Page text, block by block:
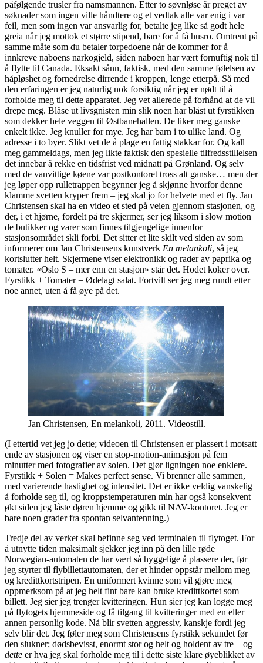
påfølgende trusler fra namsmannen. Etter to søvnløse år preget av
søknader som ingen ville håndtere og et vedtak alle var enig i var
feil, men som ingen var ansvarlig for, betalte jeg like så godt hele
greia når jeg mottok et større stipend, bare for å få husro. Omtrent på
samme måte som du betaler torpedoene når de kommer for å
innkreve naboens narkogjeld, siden naboen har vært fornuftig nok til
å flytte til Canada. Eksakt sånn, faktisk, med den samme følelsen av
håpløshet og fornedrelse dirrende i kroppen, lenge etterpå. Så med
den erfaringen er jeg naturlig nok forsiktig når jeg er nødt til å
forholde meg til dette apparatet. Jeg vet allerede på forhånd at de vil
drepe meg. Blåse ut livsgnisten min slik noen har blåst ut fyrstikken
som dekker hele veggen til Østbanehallen. De liker meg ganske
enkelt ikke. Jeg knuller for mye. Jeg har barn i to ulike land. Og
adresse i to byer. Slikt vet de å plage en fattig stakkar for. Og kall
meg gammeldags, men jeg likte faktisk den spesielle tilfredsstillelsen
det innebar å rekke en tidsfrist ved midnatt på Grønland. Og selv
med de vanvittige køene var postkontoret tross alt ganske… men der
jeg løper opp rulletrappen begynner jeg å skjønne hvorfor denne
klamme svetten kryper frem – jeg skal jo for helvete med et fly. Jan
Christensen skal ha en video et sted på veien gjennom stasjonen, og
der, i et hjørne, fordelt på tre skjermer, ser jeg liksom i slow motion
de butikker og varer som finnes tilgjengelige innenfor
stasjonsområdet skli forbi. Det sitter et lite skilt ved siden av som
informerer om Jan Christensens kunstverk En melankoli, så jeg
kortslutter helt. Skjermene viser elektronikk og rader av paprika og
tomater. «Oslo S – mer enn en stasjon» står det. Hodet koker over.
Fyrstikk + Tomater = Ødelagt salat. Fortvilt ser jeg meg rundt etter
noe annet, uten å få øye på det.
Jan Christensen, En melankoli, 2011. Videostill.
(I ettertid vet jeg jo dette; videoen til Christensen er plassert i motsatt
ende av stasjonen og viser en stop-motion-animasjon på fem
minutter med fotografier av solen. Det gjør ligningen noe enklere.
Fyrstikk + Solen = Makes perfect sense. Vi brenner alle sammen,
med varierende hastighet og intensitet. Det er ikke veldig vanskelig
å forholde seg til, og kroppstemperaturen min har også konsekvent
økt siden jeg låste døren hjemme og gikk til NAV-kontoret. Jeg er
bare noen grader fra spontan selvantenning.)
Tredje del av verket skal befinne seg ved terminalen til flytoget. For
å utnytte tiden maksimalt sjekker jeg inn på den lille røde
Norwegian-automaten de har vært så hyggelige å plassere der, før
jeg styrter til flybillettautomaten, der et hinder oppstår mellom meg
og kredittkortstripen. En uniformert kvinne som vil gjøre meg
oppmerksom på at jeg helt fint bare kan bruke kredittkortet som
billett. Jeg sier jeg trenger kvitteringen. Hun sier jeg kan logge meg
på flytogets hjemmeside og få tilgang til kvitteringer med en eller
annen personlig kode. Nå blir svetten aggressiv, kanskje fordi jeg
selv blir det. Jeg føler meg som Christensens fyrstikk sekundet før
den slukner; dødsbevisst, enormt stor og helt og holdent av tre – og
dette er hva jeg skal forholde meg til i dette siste klare øyeblikket av